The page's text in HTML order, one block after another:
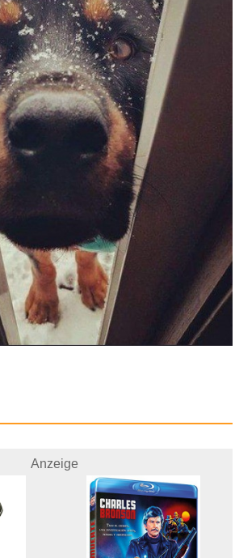
90L Mini-Kühls...
Anzeige
Anzeige